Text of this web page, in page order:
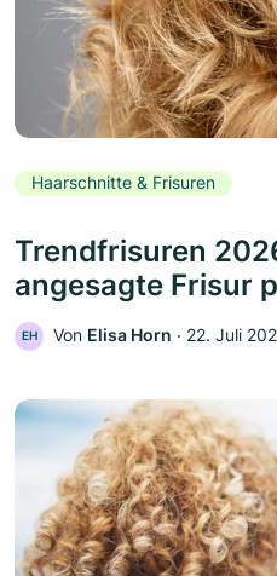
Haarschnitte & Frisuren
Trendfrisuren
angesagte Frisur
EH Von Elisa Horn ‧ 22. Juli